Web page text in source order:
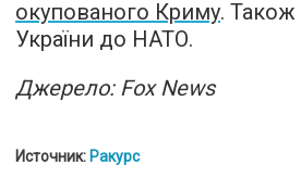
окупованого Криму. Також
України до НАТО.
Джерело: Fox News
Источник: Ракурс